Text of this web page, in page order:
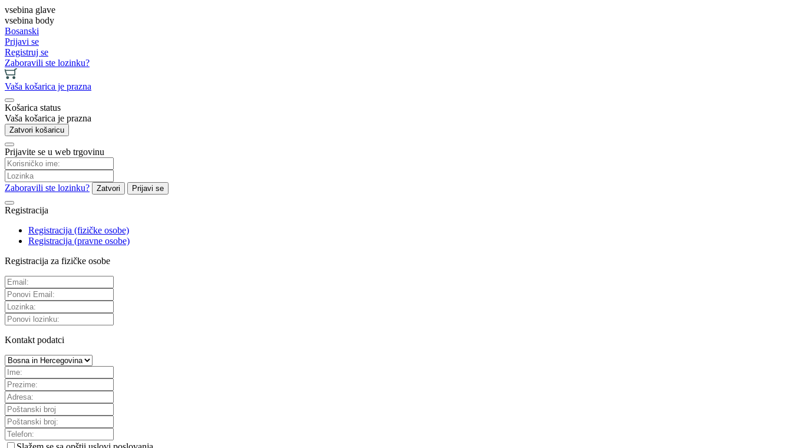
vsebina glave
vsebina body
Bosanski
Prijavi se
Registruj se
Zaboravili ste lozinku?
Vaša košarica je prazna
Košarica status
Vaša košarica je prazna
Zatvori košaricu
Prijavite se u web trgovinu
Zaboravili ste lozinku? Zatvori Prijavi se
Registracija
Registracija (fizičke osobe)
Registracija (pravne osobe)
Registracija za fizičke osobe
Kontakt podatci